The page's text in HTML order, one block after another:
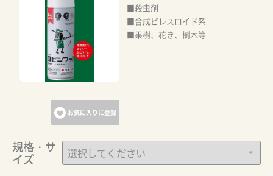
お気に入りに登録
■殺虫剤
■合成ピレスロイド系
■果樹、花き、樹木等
規格・サ
イズ